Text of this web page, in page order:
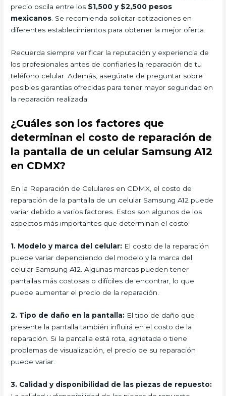
precio oscila entre los $1,500 y $2,500 pesos
mexicanos. Se recomienda solicitar cotizaciones en
diferentes establecimientos para obtener la mejor oferta.
Recuerda siempre verificar la reputación y experiencia de
los profesionales antes de confiarles la reparación de tu
teléfono celular. Además, asegúrate de preguntar sobre
posibles garantías ofrecidas para tener mayor seguridad en
la reparación realizada.
¿Cuáles son los factores que
determinan el costo de reparación de
la pantalla de un celular Samsung A12
en CDMX?
En la Reparación de Celulares en CDMX, el costo de
reparación de la pantalla de un celular Samsung A12 puede
variar debido a varios factores. Estos son algunos de los
aspectos más importantes que determinan el costo:
1. Modelo y marca del celular: El costo de la reparación
puede variar dependiendo del modelo y la marca del
celular Samsung A12. Algunas marcas pueden tener
pantallas más costosas o difíciles de encontrar, lo que
puede aumentar el precio de la reparación.
2. Tipo de daño en la pantalla: El tipo de daño que
presente la pantalla también influirá en el costo de la
reparación. Si la pantalla está rota, agrietada o tiene
problemas de visualización, el precio de su reparación
puede variar.
3. Calidad y disponibilidad de las piezas de repuesto: